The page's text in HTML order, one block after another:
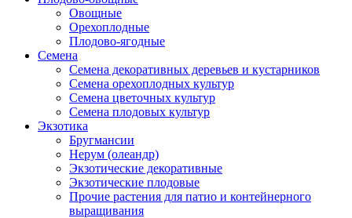
Овощные
Орехоплодные
Плодово-ягодные
Семена
Семена декоративных деревьев и кустарников
Семена орехоплодных культур
Семена цветочных культур
Семена плодовых культур
Экзотика
Бругмансии
Нерум (олеандр)
Экзотические декоративные
Экзотические плодовые
Прочие растения для патио и контейнерного
выращивания